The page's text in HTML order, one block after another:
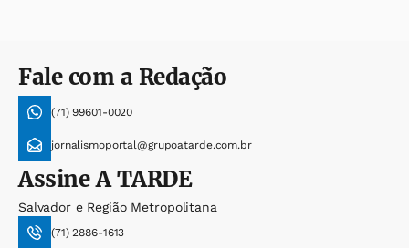
Fale com a Redação
(71) 99601-0020
jornalismoportal@grupoatarde.com.br
AssineA TARDE
Salvador e Região Metropolitana
(71) 2886-1613